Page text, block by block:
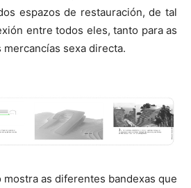
espazos de restauración, de tal
entre todos eles, tanto para as
mercancías sexa directa.
as diferentes bandexas que